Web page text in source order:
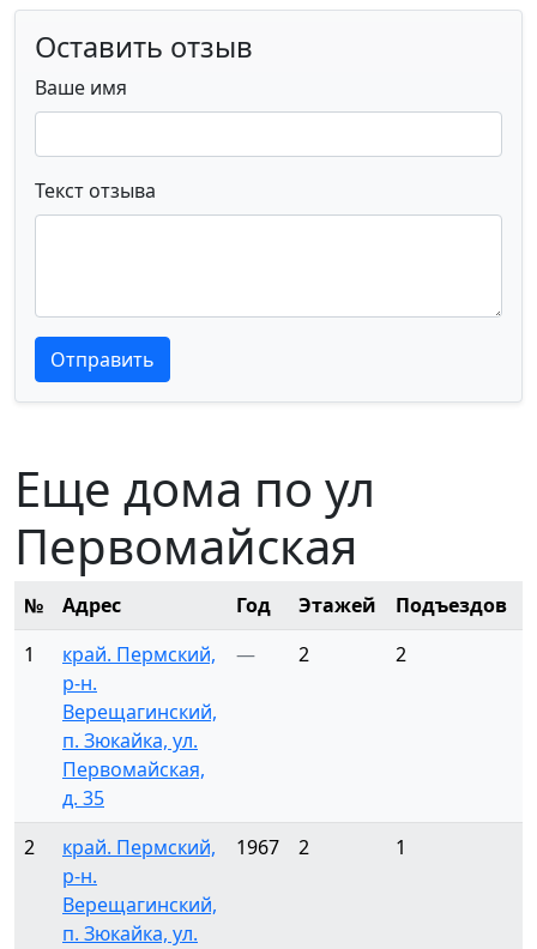
Оставить отзыв
Ваше имя
Текст отзыва
Текст отзыва
Текст отзыва
Отправить
Еще дома по ул
Первомайская
№ Адрес Год Этажей Подъездов
1
край. Пермский,
р-н.
Верещагинский,
п. Зюкайка, ул.
Первомайская,
д. 35
— 2 2
2
край. Пермский,
р-н.
Верещагинский,
п. Зюкайка, ул.
1967 2 1